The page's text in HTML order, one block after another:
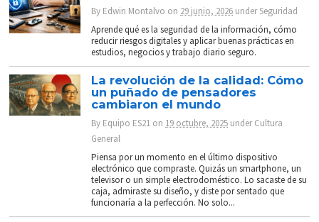
By Edwin Montalvo on 29 junio, 2026 underSeguridad
Aprende qué es la seguridad de la información, cómo
reducir riesgos digitales y aplicar buenas prácticas en
estudios, negocios y trabajo diario seguro.
La revolución de la calidad: Cómo
un puñado de pensadores
cambiaron el mundo
By Equipo ES21 on 19 octubre, 2025 underCultura
General
Piensa por un momento en el último dispositivo
electrónico que compraste. Quizás un smartphone, un
televisor o un simple electrodoméstico. Lo sacaste de su
caja, admiraste su diseño, y diste por sentado que
funcionaría a la perfección. No solo...